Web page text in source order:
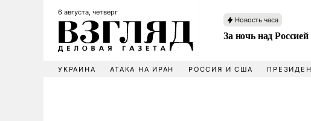
6 августа, четверг
Новость часа
За ночь над
УКРАИНА АТАКА НА ИРАН РОССИЯ И США